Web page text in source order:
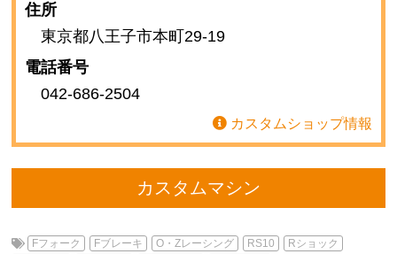
住所
東京都八王子市本町29-19
電話番号
042-686-2504
カスタムショップ情報
カスタムマシン
Fフォーク Fブレーキ O・Zレーシング RS10
Rショック